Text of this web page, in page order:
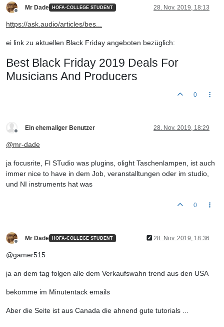
Offline
Mr Dade HOFA-COLLEGE STUDENT 28. Nov. 2019, 18:13
https://ask.audio/articles/bes...
ei link zu aktuellen Black Friday angeboten bezüglich:
Best Black Friday 2019 Deals For
Musicians And Producers
0
Offline
Ein ehemaliger Benutzer 28. Nov. 2019, 18:29
@mr-dade
ja focusrite, Fl STudio was plugins, olight Taschenlampen, ist auch
immer nice to have in dem Job, veranstalltungen oder im studio,
und NI instruments hat was
0
Offline
Mr Dade HOFA-COLLEGE STUDENT 28. Nov. 2019, 18:36
@gamer515
ja an dem tag folgen alle dem Verkaufswahn trend aus den USA
bekomme im Minutentack emails
Aber die Seite ist aus Canada die ahnend gute tutorials ...